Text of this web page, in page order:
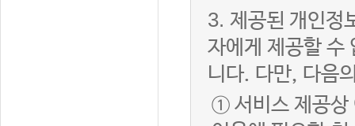
3. 제공된 개인정
자에게 제공할 수
니다. 다만, 다음
① 서비스 제공상